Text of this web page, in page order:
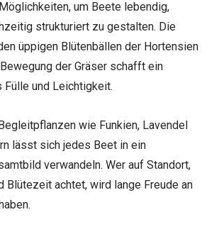
um Beete lebendig,
strukturiert zu gestalten. Die
üppigen Blütenbällen der Hortensien
der Gräser schafft ein
Fülle und Leichtigkeit.
wie Funkien, Lavendel
lässt sich jedes Beet in ein
verwandeln. Wer auf Standort,
Blütezeit achtet, wird lange Freude an